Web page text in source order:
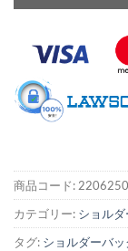
商品コード:
カテゴリー: ショル
タグ: ショルダーバ